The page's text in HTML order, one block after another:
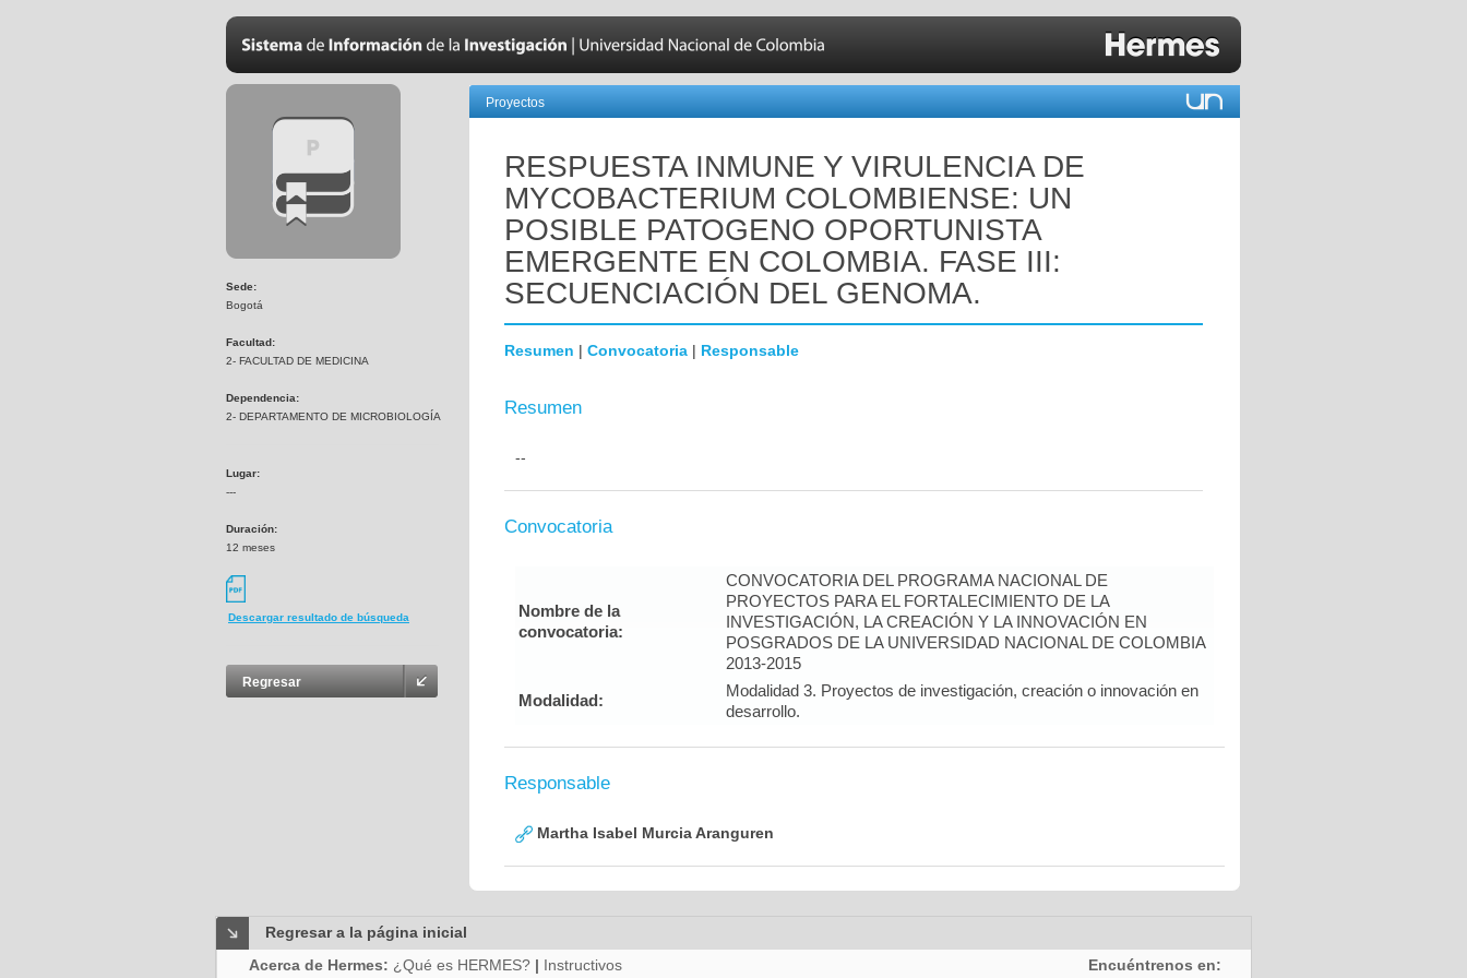
Sede:
Bogotá
Facultad:
2- FACULTAD DE MEDICINA
Dependencia:
2- DEPARTAMENTO DE MICROBIOLOGÍA
Lugar:
---
Duración:
12 meses
Descargar resultado de búsqueda
Regresar
Proyectos
RESPUESTA INMUNE Y VIRULENCIA DE
MYCOBACTERIUM COLOMBIENSE: UN
POSIBLE PATOGENO OPORTUNISTA
EMERGENTE EN COLOMBIA. FASE III:
SECUENCIACIÓN DEL GENOMA.
Resumen | Convocatoria | Responsable
Resumen
--
Convocatoria
Nombre de la
convocatoria:
CONVOCATORIA DEL PROGRAMA NACIONAL DE
PROYECTOS PARA EL FORTALECIMIENTO DE LA
INVESTIGACIÓN, LA CREACIÓN Y LA INNOVACIÓN EN
POSGRADOS DE LA UNIVERSIDAD NACIONAL DE COLOMBIA
2013-2015
Modalidad:
Modalidad 3. Proyectos de investigación, creación o innovación en
desarrollo.
Responsable
Martha Isabel Murcia Aranguren
Regresar a la página inicial
Acerca de Hermes: ¿Qué es HERMES? | Instructivos Encuéntrenos en: